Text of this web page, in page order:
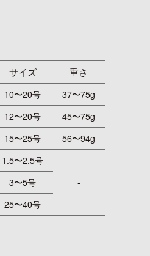
サイズ 重さ
10〜20号
37〜75g
12〜20号
45〜75g
15〜25号
56〜94g
1.5〜2.5号
-
3〜5号
25〜40号